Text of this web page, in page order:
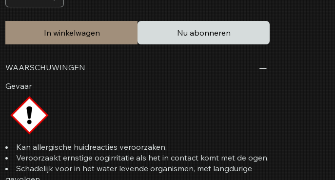
In winkelwagen Nu abonneren
WAARSCHUWINGEN
Gevaar
Kan allergische huidreacties veroorzaken.
Veroorzaakt ernstige oogirritatie als het in contact komt met de ogen.
Schadelijk voor in het water levende organismen, met langdurige